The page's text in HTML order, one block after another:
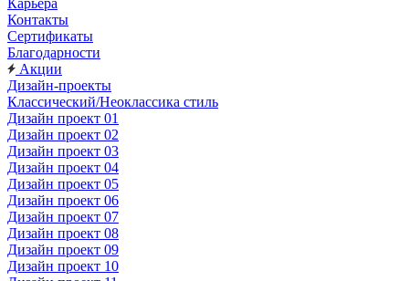
Карьера
Контакты
Сертификаты
Благодарности
Акции
Дизайн-проекты
Классический/Неоклассика стиль
Дизайн проект 01
Дизайн проект 02
Дизайн проект 03
Дизайн проект 04
Дизайн проект 05
Дизайн проект 06
Дизайн проект 07
Дизайн проект 08
Дизайн проект 09
Дизайн проект 10